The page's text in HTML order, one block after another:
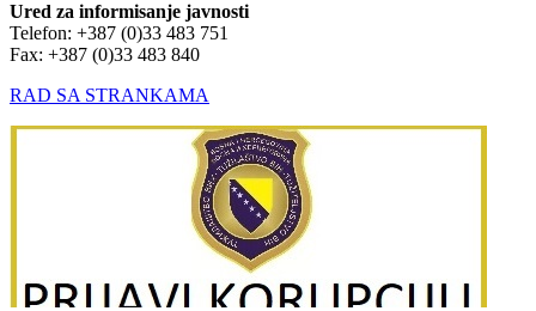
Ured za informisanje javnosti
Telefon: +387 (0)33 483 751
Fax: +387 (0)33 483 840
RAD SA STRANKAMA